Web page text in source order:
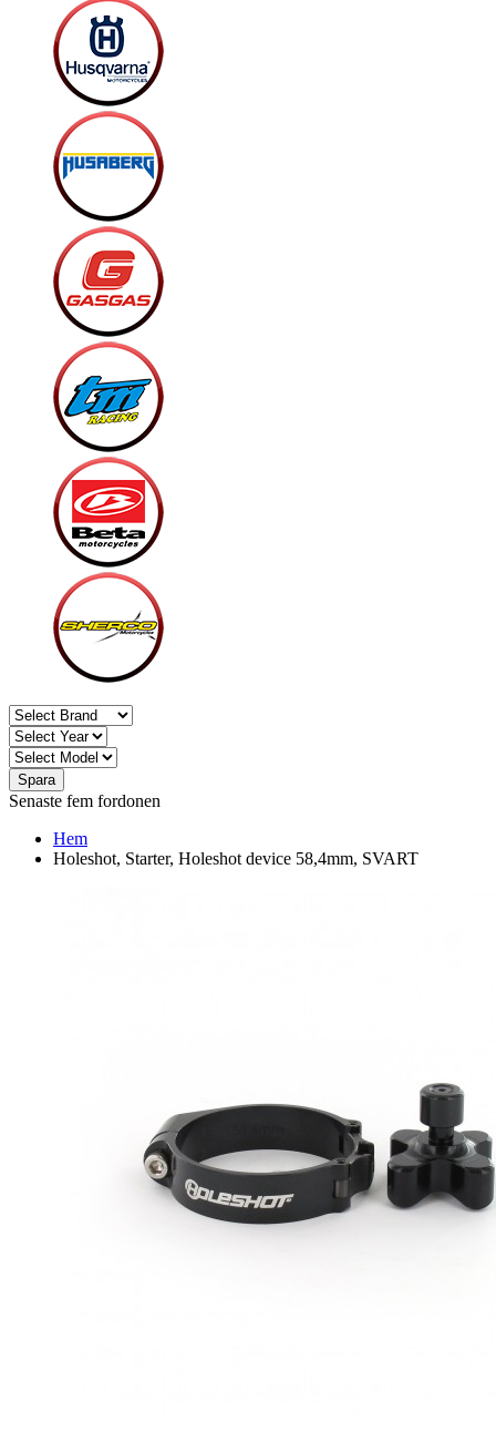
Spara
Senaste fem fordonen
Hem
Holeshot, Starter, Holeshot device 58,4mm, SVART